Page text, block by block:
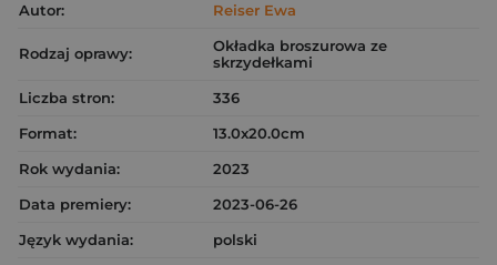
Autor:
Reiser Ewa
Rodzaj oprawy:
Okładka broszurowa ze
skrzydełkami
Liczba stron:
336
Format:
13.0x20.0cm
Rok wydania:
2023
Data premiery:
2023-06-26
Język wydania:
polski